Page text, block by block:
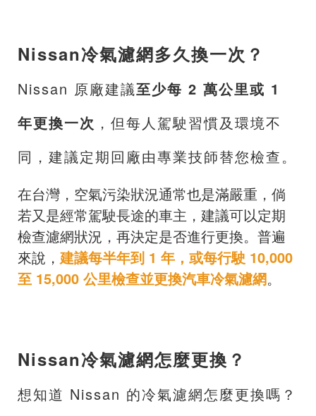
Nissan冷氣濾網多久換一次？
Nissan 原廠建議至少每 2 萬公里或 1
年更換一次 ，但每人駕駛習慣及環境不
同，建議定期回廠由專業技師替您檢查。
在台灣，空氣污染狀況通常也是滿嚴重，倘
若又是經常駕駛長途的車主，建議可以定期
檢查濾網狀況，再決定是否進行更換。普遍
來說， 建議每半年到 1 年，或每行駛 10,000
至 15,000 公里檢查並更換汽車冷氣濾網。
Nissan冷氣濾網怎麼更換？
想知道 Nissan 的冷氣濾網怎麼更換嗎？